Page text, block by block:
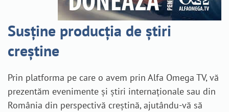
Susține producția de știri
creștine
Prin platforma pe care o avem prin Alfa Omega TV, vă
prezentăm evenimente și știri internaționale sau din
România din perspectivă creștină, ajutându-vă să